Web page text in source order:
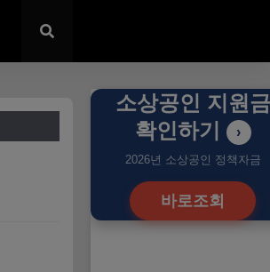
소상공인 지원금
확인하기
›
2026년 소상공인 정책자금
바로조회